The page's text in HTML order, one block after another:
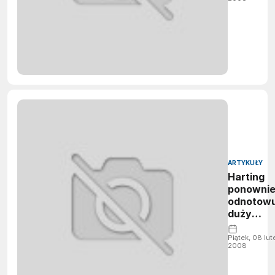
ARTYKUŁY
Harting
ponownie
duży
wzrost
Piątek, 08
2008